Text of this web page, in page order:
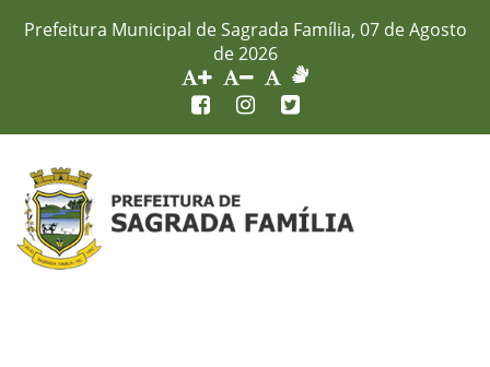
Prefeitura Municipal de Sagrada Família, 07 de Agosto
de 2026